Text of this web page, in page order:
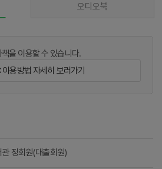
오디오북
을 이용할 수 있습니다.
이용방법 자세히 보러가기
관 정회원(대출회원)